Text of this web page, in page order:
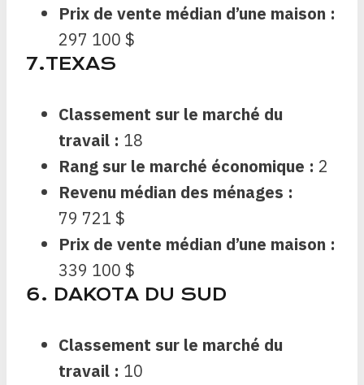
Prix ​​de vente médian d’une maison :
297 100 $
7.TEXAS
Classement sur le marché du
travail : 18
Rang sur le marché économique : 2
Revenu médian des ménages :
79 721 $
Prix ​​de vente médian d’une maison :
339 100 $
6. DAKOTA DU SUD
Classement sur le marché du
travail : 10